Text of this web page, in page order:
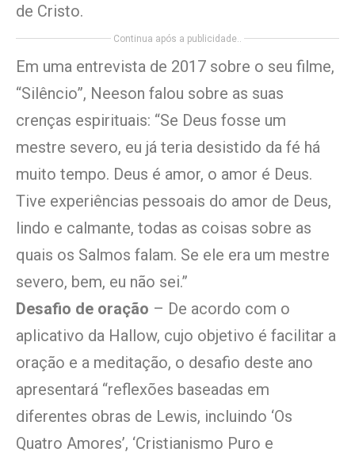
de Cristo.
Continua após a publicidade..
Em uma entrevista de 2017 sobre o seu filme,
“Silêncio”, Neeson falou sobre as suas
crenças espirituais: “Se Deus fosse um
mestre severo, eu já teria desistido da fé há
muito tempo. Deus é amor, o amor é Deus.
Tive experiências pessoais do amor de Deus,
lindo e calmante, todas as coisas sobre as
quais os Salmos falam. Se ele era um mestre
severo, bem, eu não sei.”
Desafio de oração – De acordo com o
aplicativo da Hallow, cujo objetivo é facilitar a
oração e a meditação, o desafio deste ano
apresentará “reflexões baseadas em
diferentes obras de Lewis, incluindo ‘Os
Quatro Amores’, ‘Cristianismo Puro e